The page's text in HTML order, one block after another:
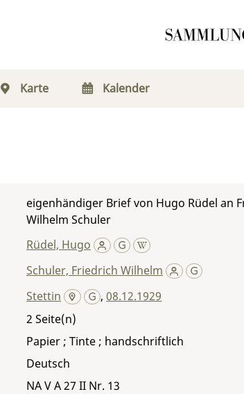
Karte Kalender
eigenhändiger Brief von Hugo Rüdel an
Wilhelm Schuler
Rüdel, Hugo
Schuler, Friedrich Wilhelm
Stettin ,08.12.1929
2
Papier ; Tinte ; handschriftlich
Deutsch
NA V A 27 II Nr. 13